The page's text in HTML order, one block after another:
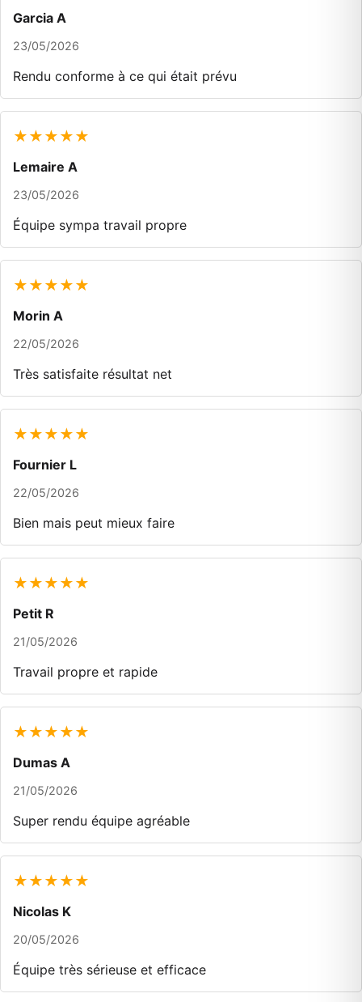
Garcia A
23/05/2026
Rendu conforme à ce qui était prévu
★★★★★
Lemaire A
23/05/2026
Équipe sympa travail propre
★★★★★
Morin A
22/05/2026
Très satisfaite résultat net
★★★★★
Fournier L
22/05/2026
Bien mais peut mieux faire
★★★★★
Petit R
21/05/2026
Travail propre et rapide
★★★★★
Dumas A
21/05/2026
Super rendu équipe agréable
★★★★★
Nicolas K
20/05/2026
Équipe très sérieuse et efficace